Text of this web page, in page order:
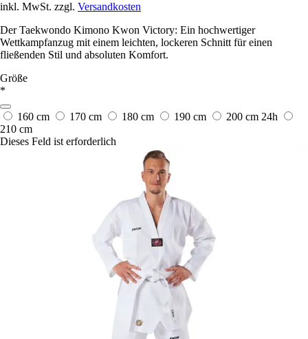
inkl. MwSt. zzgl. Versandkosten
Der Taekwondo Kimono Kwon Victory: Ein hochwertiger
Wettkampfanzug mit einem leichten, lockeren Schnitt für einen
fließenden Stil und absoluten Komfort.
Größe
*
160 cm 170 cm 180 cm 190 cm 200 cm 24h
210 cm
Dieses Feld ist erforderlich